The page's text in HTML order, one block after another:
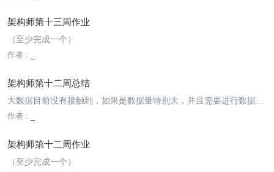
架构师第十三周作业
（至少完成一个）
作者 :
架构师第十二周总结
大数据目前没有接触到，如果是数据量特别大，并且需要进行数据处
理统计以供之后使用，就会用到大数据的技术。
作者 :
架构师第十二周作业
（至少完成一个）